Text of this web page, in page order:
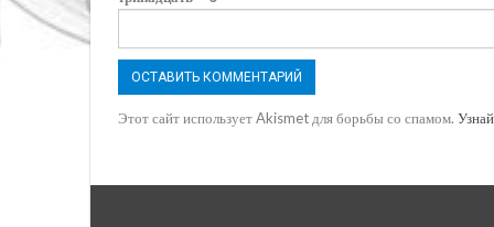
Этот сайт использует Akismet для борьбы со спамом.